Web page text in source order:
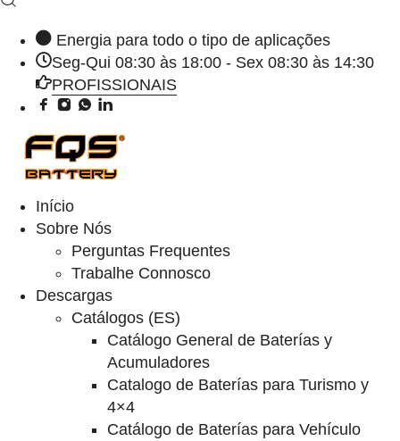
Energia para todo o tipo de aplicações
Seg-Qui 08:30 às 18:00 - Sex 08:30 às 14:30
PROFISSIONAIS
Início
Sobre Nós
Perguntas Frequentes
Trabalhe Connosco
Descargas
Catálogos (ES)
Catálogo General de Baterías y
Acumuladores
Catalogo de Baterías para Turismo y
4×4
Catálogo de Baterías para Vehículo